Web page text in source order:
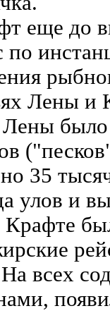
еще до
по
Лены и
Лены
35
улов и
всех